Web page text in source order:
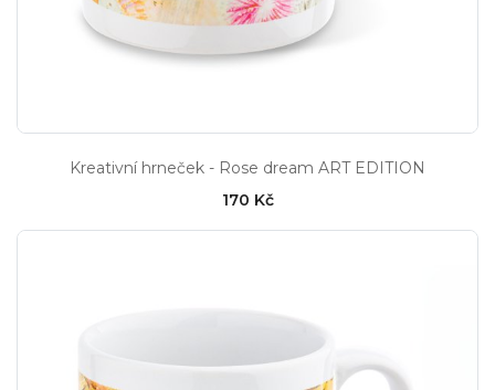
Kreativní hrneček - Rose dream ART EDITION
170 Kč